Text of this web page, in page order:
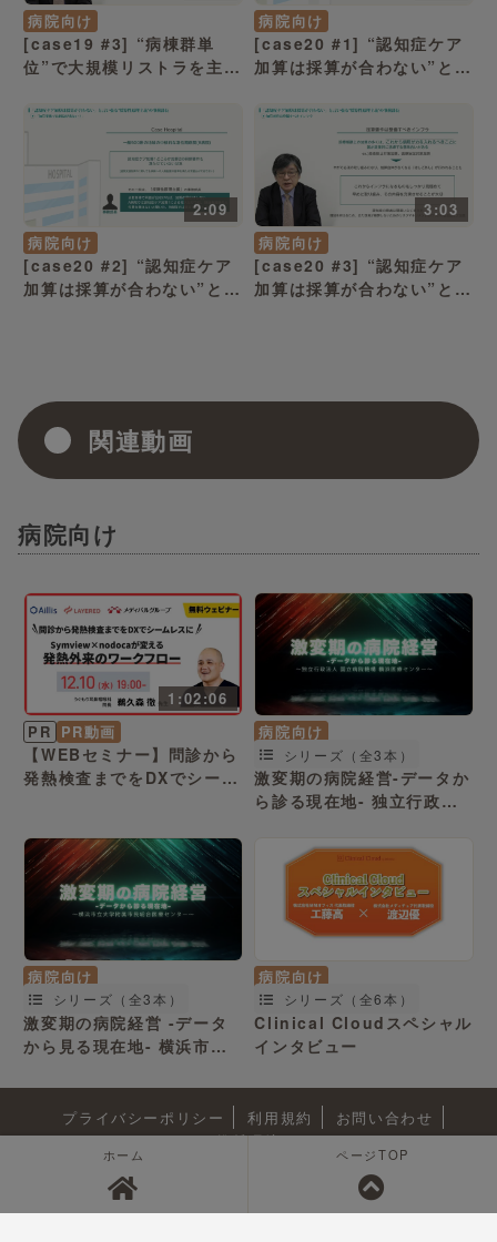
病院向け
[case19 #3] “病棟群単
位”で大規模リストラを主
返し”の羽目に」（病院経営
ケーススタディー）
病院向け
[case20 #1] “認知症ケア
加算は採算が合わない”と主
は多くないが……」（病院
経営ケーススタディー）
2:09
病院向け
[case20 #2] “認知症ケア
加算は採算が合わない”と主
3:03
病院向け
[case20 #3] “認知症ケア
加算は採算が合わない”と主
関連動画
病院向け
1:02:06
PR PR動画
【WEBセミナー】問診から
発熱検査までをDXでシーム
る発熱外来のワークフロー
病院向け
シリーズ（全3本）
激変期の病院経営-データか
ら診る現在地- 独立行政法
センター
病院向け
シリーズ（全3本）
激変期の病院経営 -データ
から見る現在地- 横浜市立
ター
病院向け
シリーズ（全6本）
Clinical Cloudスペシャル
インタビュー
プライバシーポリシー 利用規約
お問い合わせ
推奨環境
© 2019 - 2026 Doctorbook Inc.
ホーム ページTOP